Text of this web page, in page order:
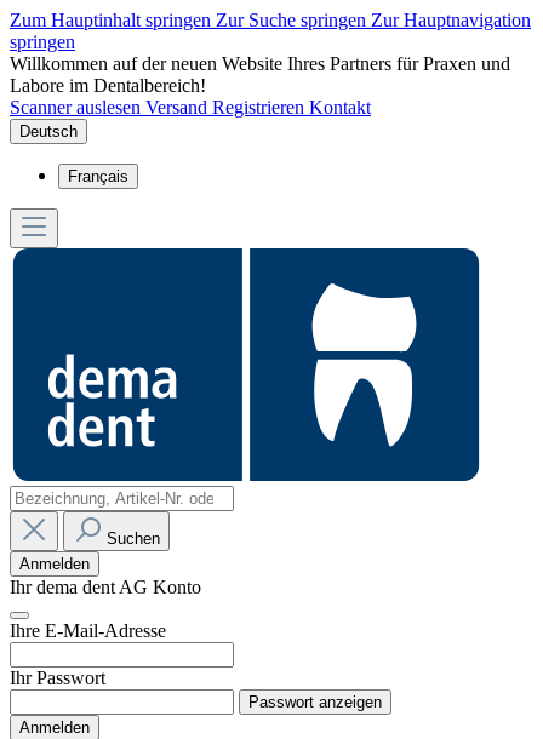
Zum Hauptinhalt springen Zur Suche springen Zur Hauptnavigation
springen
Willkommen auf der neuen Website Ihres Partners für Praxen und
Labore im Dentalbereich!
Scanner auslesen Versand Registrieren Kontakt
Deutsch
Français
Suchen
Anmelden
Ihr dema dent AG Konto
Ihre E-Mail-Adresse
Ihr Passwort
Passwort anzeigen
Anmelden